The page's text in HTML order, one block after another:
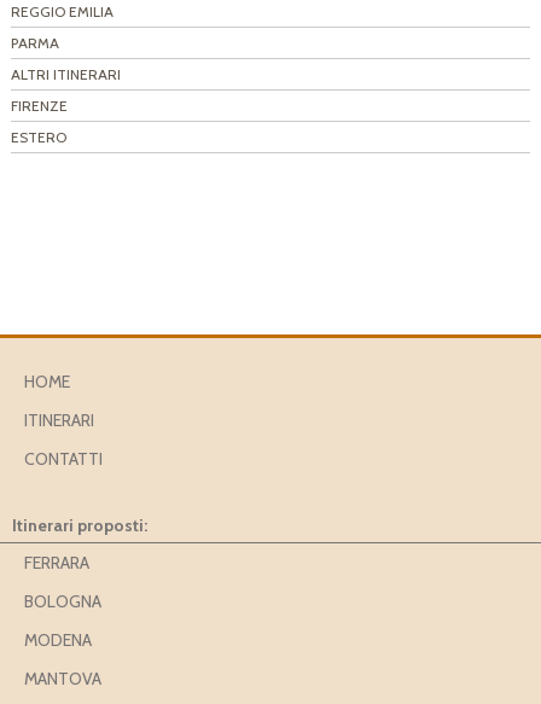
REGGIO EMILIA
PARMA
ALTRI ITINERARI
FIRENZE
ESTERO
HOME
ITINERARI
CONTATTI
Itinerari proposti:
FERRARA
BOLOGNA
MODENA
MANTOVA